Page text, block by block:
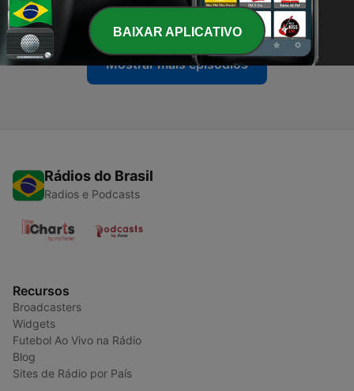
24 out. 2021
Mostrar mais episódios
Rádios do Brasil
Radios e Podcasts
Recursos
Broadcasters
Widgets
Futebol Ao Vivo na Rádio
Blog
Sites de Rádio por País
BAIXAR APLICATIVO